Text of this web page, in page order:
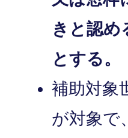
きと認め
とする。
補助対象
が対象で、